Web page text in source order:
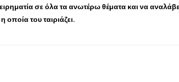
σε όλα τα ανωτέρω θέματα και να
του ταιριάζει.